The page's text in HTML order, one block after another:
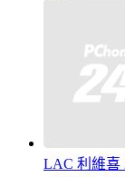
LAC 利維喜